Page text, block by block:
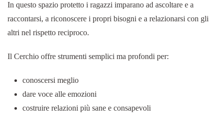
In questo spazio protetto i ragazzi imparano ad ascoltare e a
raccontarsi, a riconoscere i propri bisogni e a relazionarsi con gli
altri nel rispetto reciproco.
Il Cerchio offre strumenti semplici ma profondi per:
conoscersi meglio
dare voce alle emozioni
costruire relazioni più sane e consapevoli